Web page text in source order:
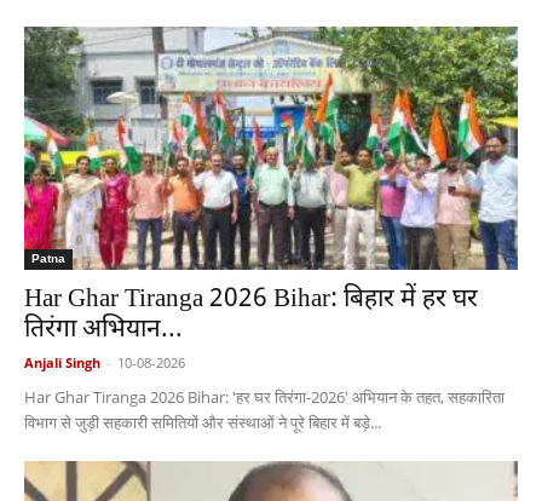
Patna
Har Ghar Tiranga 2026 Bihar: बिहार में हर घर
तिरंगा अभियान...
Anjali Singh - 10-08-2026
Har Ghar Tiranga 2026 Bihar: 'हर घर तिरंगा-2026' अभियान के तहत, सहकारिता
विभाग से जुड़ी सहकारी समितियों और संस्थाओं ने पूरे बिहार में बड़े...